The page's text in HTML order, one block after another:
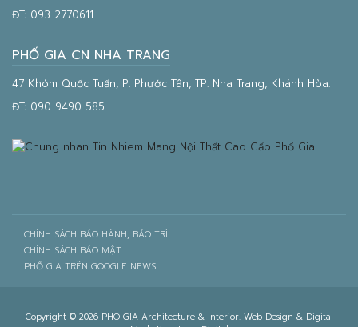
ĐT: 093 2770611
PHỐ GIA CN NHA TRANG
47 Khóm Quốc Tuấn, P. Phước Tân, TP. Nha Trang, Khánh Hòa.
ĐT: 090 9490 585
CHÍNH SÁCH BẢO HÀNH, BẢO TRÌ
CHÍNH SÁCH BẢO MẬT
PHỐ GIA TRÊN GOOGLE NEWS
Copyright © 2026 PHO GIA Architecture & Interior. Web Design & Digital